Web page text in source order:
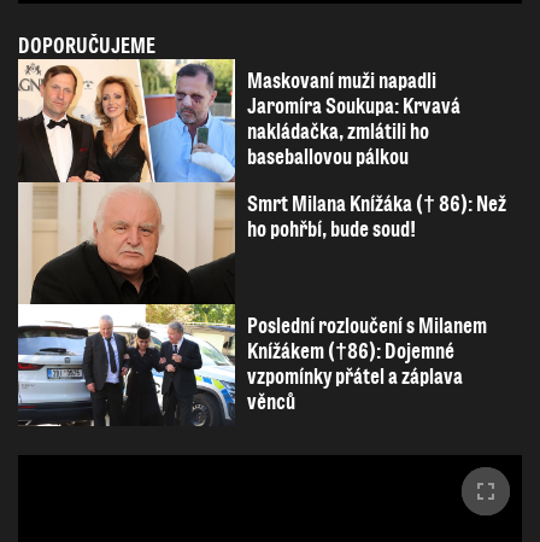
DOPORUČUJEME
Maskovaní muži napadli
Jaromíra Soukupa: Krvavá
nakládačka, zmlátili ho
baseballovou pálkou
Smrt Milana Knížáka († 86): Než
ho pohřbí, bude soud!
Poslední rozloučení s Milanem
Knížákem (†86): Dojemné
vzpomínky přátel a záplava
věnců